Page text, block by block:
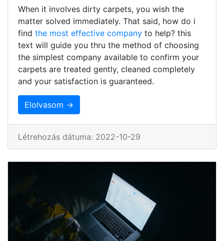
When it involves dirty carpets, you wish the
matter solved immediately. That said, how do i
find the most effective company to help? this
text will guide you thru the method of choosing
the simplest company available to confirm your
carpets are treated gently, cleaned completely
and your satisfaction is guaranteed.
Elolvasom →
Létrehozás dátuma: 2022-10-29